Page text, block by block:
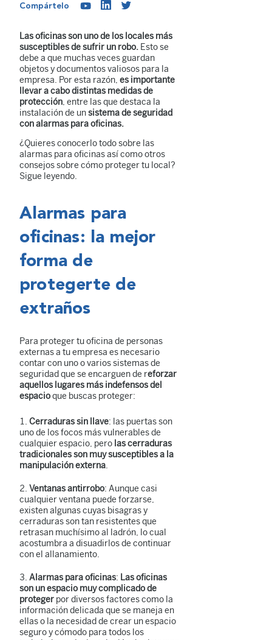
Compártelo
Las oficinas son uno de los locales más
susceptibles de sufrir un robo. Esto se
debe a que muchas veces guardan
objetos y documentos valiosos para la
empresa. Por esta razón, es importante
llevar a cabo distintas medidas de
protección, entre las que destaca la
instalación de unsistema de seguridad
con alarmas para oficinas.
¿Quieres conocerlo todo sobre las
alarmas para oficinas así como otros
consejos sobre cómo proteger tu local?
Sigue leyendo.
Alarmas para
oficinas: la mejor
forma de
protegerte de
extraños
Para proteger tu oficina de personas
externas a tu empresa es necesario
contar con uno o varios sistemas de
seguridad que se encarguen de reforzar
aquellos lugares más indefensos del
espacioque buscas proteger:
Cerraduras sin llave: las puertas son
uno de los focos más vulnerables de
cualquier espacio, pero las cerraduras
tradicionales son muy susceptibles a la
manipulación externa.
Ventanas antirrobo: Aunque casi
cualquier ventana puede forzarse,
existen algunas cuyas bisagras y
cerraduras son tan resistentes que
retrasan muchísimo al ladrón, lo cual
acostumbra a disuadirlos de continuar
con el allanamiento.
Alarmas para oficinas: Las oficinas
son un espacio muy complicado de
proteger por diversos factores como la
información delicada que se maneja en
ellas o la necesidad de crear un espacio
seguro y cómodo para todos los